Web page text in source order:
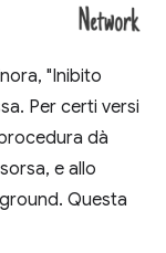
"Inibito
Per certi versi
dà
e allo
Questa